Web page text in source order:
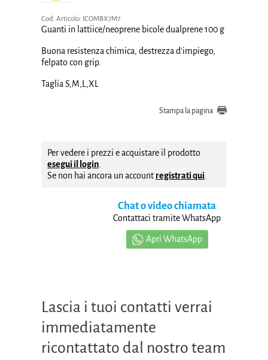
Cod. Articolo: ICOMBX7M7
Guanti in lattiice/neoprene bicole dualprene 100 g
Buona resistenza chimica, destrezza d'impiego,
felpato con grip.
Taglia S,M,L,XL
Stampa la pagina
Per vedere i prezzi e acquistare il prodotto
esegui il login
Se non hai ancora un account registrati qui
Chat o video chiamata
Contattaci tramite WhatsApp
Apri WhatsApp
Lascia i tuoi contatti verrai
immediatamente
ricontattato dal nostro team